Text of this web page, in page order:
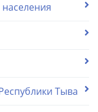
Тыва